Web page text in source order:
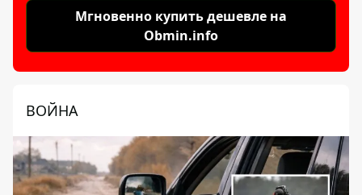
Мгновенно купить дешевле на
Obmin.info
ВОЙНА